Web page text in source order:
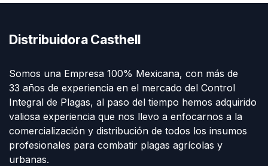
Distribuidora Casthell
Somos una Empresa 100% Mexicana, con más de
33 años de experiencia en el mercado del Control
Integral de Plagas, al paso del tiempo hemos adquirido
valiosa experiencia que nos llevo a enfocarnos a la
comercialización y distribución de todos los insumos
profesionales para combatir plagas agrícolas y
urbanas.